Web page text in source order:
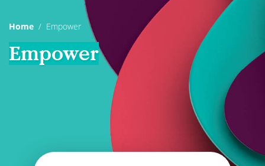
Home Empower
Empower